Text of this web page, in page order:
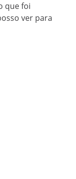
que foi
ver para